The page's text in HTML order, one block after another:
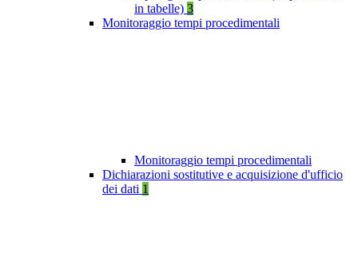
in tabelle) 3
Monitoraggio tempi procedimentali
Monitoraggio tempi procedimentali
Dichiarazioni sostitutive e acquisizione d'ufficio
dei dati 1